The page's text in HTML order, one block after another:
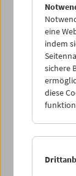
eine
indem
sichere
diese